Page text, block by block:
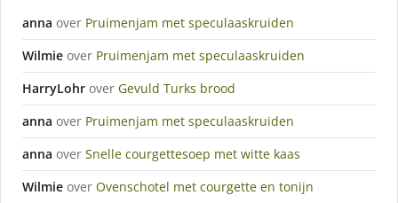
anna over Pruimenjam met speculaaskruiden
Wilmie over Pruimenjam met speculaaskruiden
HarryLohr over Gevuld Turks brood
anna over Pruimenjam met speculaaskruiden
anna over Snelle courgettesoep met witte kaas
Wilmie over Ovenschotel met courgette en tonijn